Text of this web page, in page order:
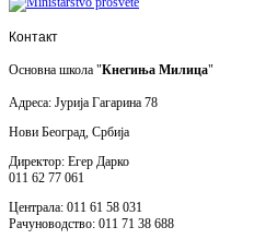
Контакт
Основна школа "Кнегиња Милица"
Адреса: Јурија Гагарина 78
Нови Београд, Србија
Директор: Егер Дарко
011 62 77 061
Централа: 011 61 58 031
Рачуноводство: 011 71 38 688